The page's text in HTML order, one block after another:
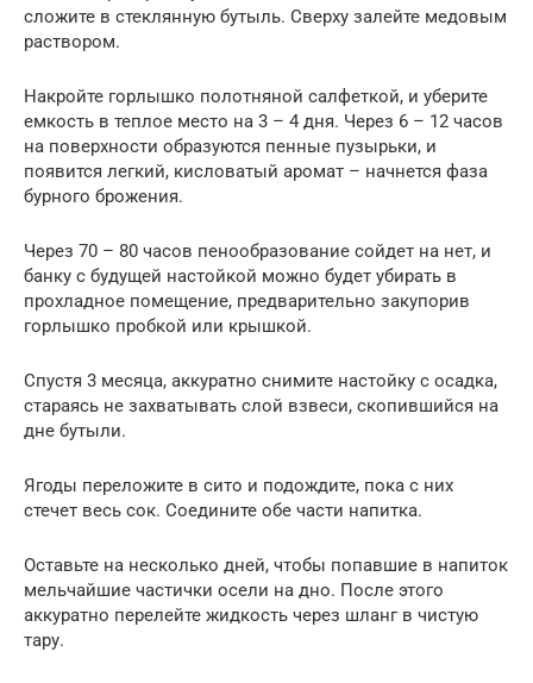
сложите в стеклянную бутыль. Сверху залейте медовым
раствором.
Накройте горлышко полотняной салфеткой, и уберите
емкость в теплое место на 3 – 4 дня. Через 6 – 12 часов
на поверхности образуются пенные пузырьки, и
появится легкий, кисловатый аромат – начнется фаза
бурного брожения.
Через 70 – 80 часов пенообразование сойдет на нет, и
банку с будущей настойкой можно будет убирать в
прохладное помещение, предварительно закупорив
горлышко пробкой или крышкой.
Спустя 3 месяца, аккуратно снимите настойку с осадка,
стараясь не захватывать слой взвеси, скопившийся на
дне бутыли.
Ягоды переложите в сито и подождите, пока с них
стечет весь сок. Соедините обе части напитка.
Оставьте на несколько дней, чтобы попавшие в напиток
мельчайшие частички осели на дно. После этого
аккуратно перелейте жидкость через шланг в чистую
тару.